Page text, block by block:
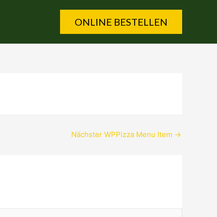
ONLINE BESTELLEN
Nächster WPPizza Menu Item →